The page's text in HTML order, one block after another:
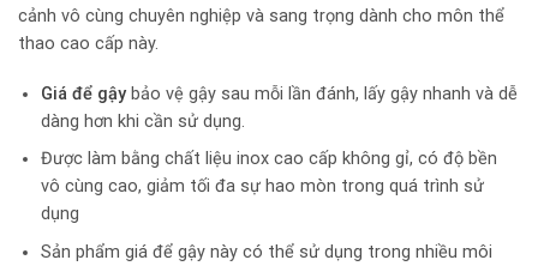
cảnh vô cùng chuyên nghiệp và sang trọng dành cho môn thể
thao cao cấp này.
Giá để gậybảo vệ gậy sau mỗi lần đánh, lấy gậy nhanh và dễ
dàng hơn khi cần sử dụng.
Được làm bằng chất liệu inox cao cấp không gỉ, có độ bền
vô cùng cao, giảm tối đa sự hao mòn trong quá trình sử
dụng
Sản phẩm giá để gậy này có thể sử dụng trong nhiều môi